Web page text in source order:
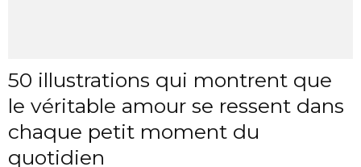
50 illustrations qui montrent que
le véritable amour se ressent dans
chaque petit moment du
quotidien